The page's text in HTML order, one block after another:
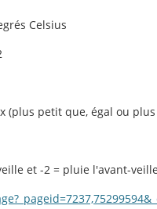
Celsius
(plus petit que, égal ou
et -2 = pluie l'avant-